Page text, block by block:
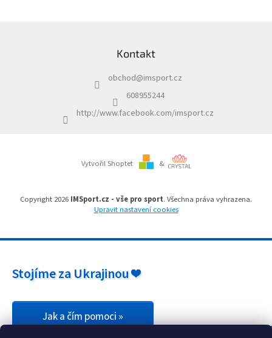
r
v
k
y
v
ý
p
Kontakt
obchod@imsport.cz
608955244
http://www.facebook.com/imsport.cz
Vytvořil Shoptet &
Copyright 2026 IMSport.cz - vše pro sport. Všechna práva vyhrazena.
Upravit nastavení cookies
Stojíme za Ukrajinou ❤️
Jak a čím pomoci »